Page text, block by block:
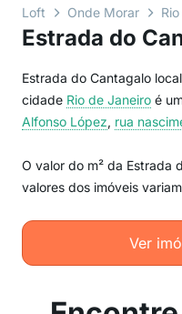
Loft Onde Morar
Estrada do
Estrada do Cantagalo
cidade Rio de Janeiro é
Alfonso López, rua
O valor do m² da Estrada
valores dos imóveis
Ver